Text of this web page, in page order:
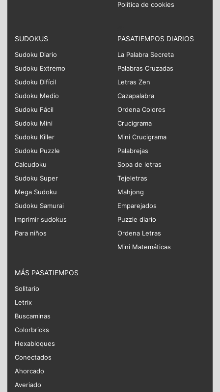
Política de cookies
SUDOKUS
Sudoku Diario
Sudoku Extremo
Sudoku Difícil
Sudoku Medio
Sudoku Fácil
Sudoku Mini
Sudoku Killer
Sudoku Puzzle
Calcudoku
Sudoku Super
Mega Sudoku
Sudoku Samurai
Imprimir sudokus
Para niños
PASATIEMPOS DIARIOS
La Palabra Secreta
Palabras Cruzadas
Letras Zen
Cazapalabra
Ordena Colores
Crucigrama
Mini Crucigrama
Palabrejas
Sopa de letras
Tejeletras
Mahjong
Emparejados
Puzzle diario
Ordena Letras
Mini Matemáticas
MÁS PASATIEMPOS
Solitario
Letrix
Buscaminas
Colorbricks
Hexabloques
Conectados
Ahorcado
Averiado